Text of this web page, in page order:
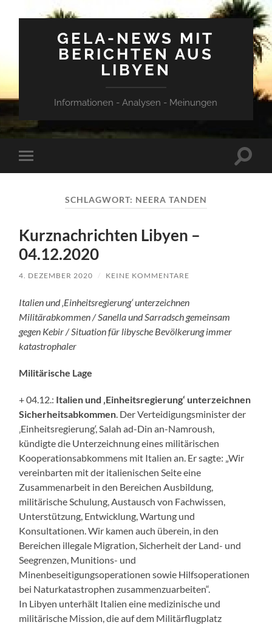
GELA-NEWS MIT
BERICHTEN AUS
LIBYEN
Informationen - Analysen - Meinungen
Mobile-
Menü
SCHLAGWORT: NEERA TANDEN
Kurznachrichten Libyen –
04.12.2020
4. DEZEMBER 2020 / KEINE KOMMENTARE
Italien und ‚Einheitsregierung‘ unterzeichnen
Militärabkommen / Sanella und Sarradsch gemeinsam
gegen Kebir / Situation für libysche Bevölkerung immer
katastrophaler
Militärische Lage
+ 04.12.: Italien und ‚Einheitsregierung‘ unterzeichnen
Sicherheitsabkommen. Der Verteidigungsminister der
‚Einheitsregierung‘, Salah ad-Din an-Namroush,
kündigte die Unterzeichnung eines militärischen
Kooperationsabkommens mit Italien an. Er sagte: „Wir
vereinbarten mit der italienischen Seite eine
Zusammenarbeit in den Bereichen Ausbildung,
militärische Schulung, Austausch von Fachwissen,
Unterstützung, Entwicklung, Wartung und
Konsultationen. Wir kamen auch überein, in den
Bereichen illegale Migration, Sicherheit der Land- und
Seegrenzen, Munitions- und
Minenbeseitigungsoperationen sowie Hilfsoperationen
bei Naturkatastrophen zusammenzuarbeiten“.
In Libyen unterhält Italien eine medizinische und
militärische Mission, die auf dem Militärflugplatz